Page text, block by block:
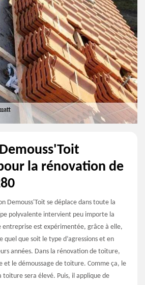
la rénovation de
Demouss'Toit se déplace dans toute la
polyvalente intervient peu importe la
est expérimentée, grâce à elle,
que soit le type d’agressions et en
années. Dans la rénovation de toiture,
et le démoussage de toiture. Comme ça, le
toiture sera élevé. Puis, il applique de